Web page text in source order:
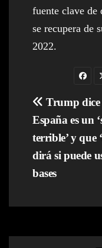
fuente clave de
se recupera de
2022.
de
entradas
Trump dice
España es un
terrible’ y que
dirá si puede
bases